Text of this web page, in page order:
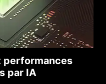
performances
par IA